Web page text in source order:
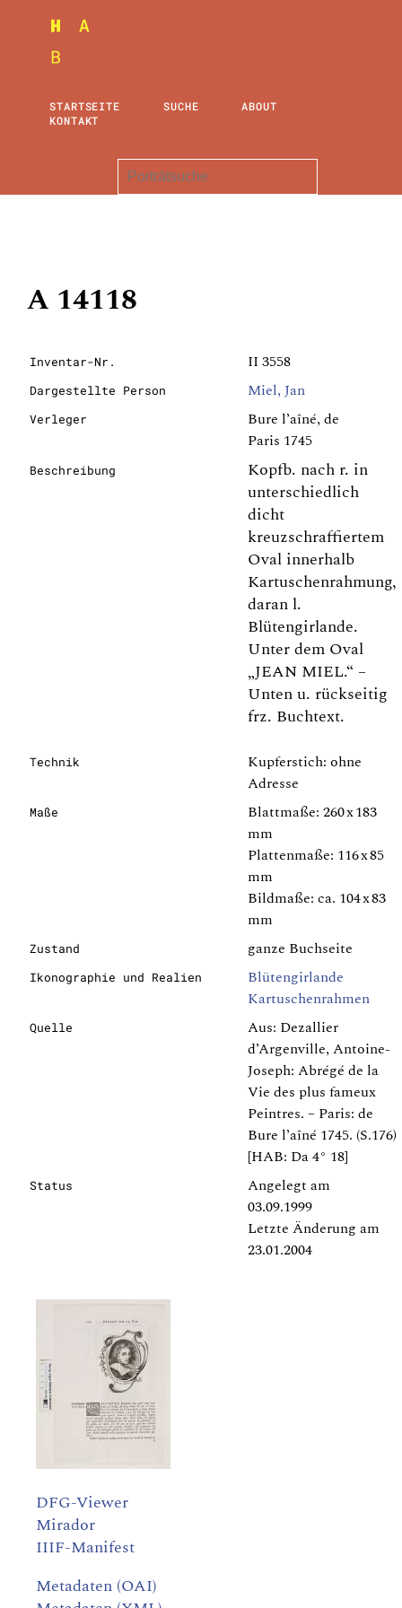
STARTSEITE SUCHE
ABOUT
KONTAKT
A 14118
Inventar-Nr. II 3558
Dargestellte Person Miel, Jan
Verleger
Bure l’aîné, de
Paris 1745
Beschreibung
Kopfb. nach r. in
unterschiedlich
dicht
kreuzschraffiertem
Oval innerhalb
Kartuschenrahmung,
daran l.
Blütengirlande.
Unter dem Oval
„JEAN MIEL.“ –
Unten u. rückseitig
frz. Buchtext.
Technik
Kupferstich: ohne
Adresse
Maße
Blattmaße: 260 x 183
mm
Plattenmaße: 116 x 85
mm
Bildmaße: ca. 104 x 83
mm
Zustand ganze Buchseite
Ikonographie und Realien
Blütengirlande
Kartuschenrahmen
Quelle
Aus: Dezallier
d’Argenville, Antoine-
Joseph: Abrégé de la
Vie des plus fameux
Peintres. – Paris: de
Bure l’aîné 1745. (S.176)
[HAB: Da 4° 18]
Status
Angelegt am
03.09.1999
Letzte Änderung am
23.01.2004
DFG-Viewer
Mirador
IIIF-Manifest
Metadaten (OAI)